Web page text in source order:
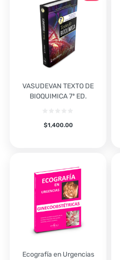
VASUDEVAN TEXTO DE
BIOQUIMICA 7ª ED.
$1,400.00
Ecografía en Urgencias